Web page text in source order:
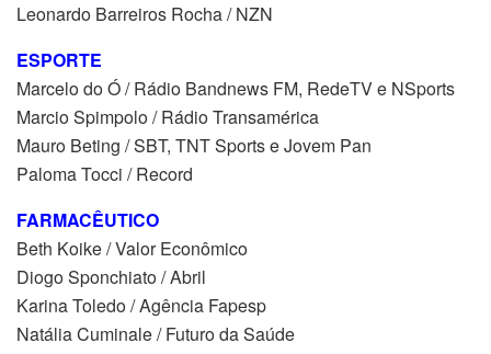
Leonardo Barreiros Rocha / NZN
ESPORTE
Marcelo do Ó / Rádio Bandnews FM, RedeTV e NSports
Marcio Spimpolo / Rádio Transamérica
Mauro Beting / SBT, TNT Sports e Jovem Pan
Paloma Tocci / Record
FARMACÊUTICO
Beth Koike / Valor Econômico
Diogo Sponchiato / Abril
Karina Toledo / Agência Fapesp
Natália Cuminale / Futuro da Saúde